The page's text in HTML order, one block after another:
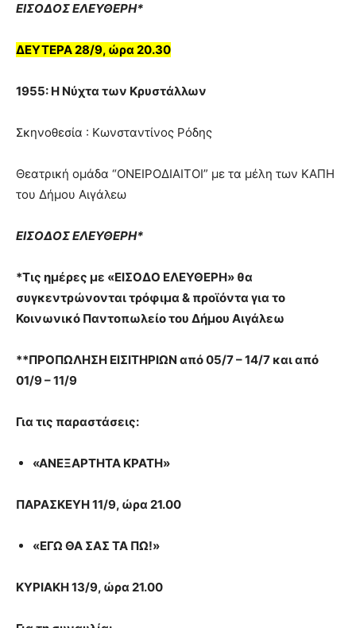
ΕΙΣΟΔΟΣ ΕΛΕΥΘΕΡΗ*
ΔΕΥΤΕΡΑ 28/9, ώρα 20.30
1955: Η Νύχτα των Κρυστάλλων
Σκηνοθεσία : Κωνσταντίνος Ρόδης
Θεατρική ομάδα “ΟΝΕΙΡΟΔΙΑΙΤΟΙ” με τα μέλη των ΚΑΠΗ
του Δήμου Αιγάλεω
ΕΙΣΟΔΟΣ ΕΛΕΥΘΕΡΗ*
*Τις ημέρες με «ΕΙΣΟΔΟ ΕΛΕΥΘΕΡΗ» θα
συγκεντρώνονται τρόφιμα & προϊόντα για το
Κοινωνικό Παντοπωλείο του Δήμου Αιγάλεω
**ΠΡΟΠΩΛΗΣΗ ΕΙΣΙΤΗΡΙΩΝ από 05/7 – 14/7 και από
01/9 – 11/9
Για τις παραστάσεις:
«ΑΝΕΞΑΡΤΗΤΑ ΚΡΑΤΗ»
ΠΑΡΑΣΚΕΥΗ 11/9, ώρα 21.00
«ΕΓΩ ΘΑ ΣΑΣ ΤΑ ΠΩ!»
ΚΥΡΙΑΚΗ 13/9, ώρα 21.00